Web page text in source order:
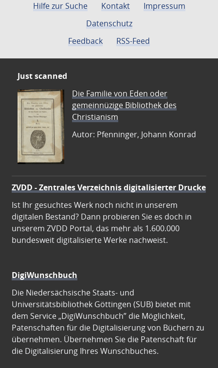
Hilfe zur Suche Kontakt
Impressum
Datenschutz
Feedback
RSS-Feed
Just scanned
Die Familie von Eden oder
gemeinnüzige Bibliothek des
Christianism
Autor: Pfenninger, Johann Konrad
ZVDD - Zentrales Verzeichnis digitalisierter Drucke
Ist Ihr gesuchtes Werk noch nicht in unserem
digitalen Bestand? Dann probieren Sie es doch in
unserem ZVDD Portal, das mehr als 1.600.000
bundesweit digitalisierte Werke nachweist.
DigiWunschbuch
Die Niedersächsische Staats- und
Universitätsbibliothek Göttingen (SUB) bietet mit
dem Service „DigiWunschbuch” die Möglichkeit,
Patenschaften für die Digitalisierung von Büchern zu
übernehmen. Übernehmen Sie die Patenschaft für
die Digitalisierung Ihres Wunschbuches.